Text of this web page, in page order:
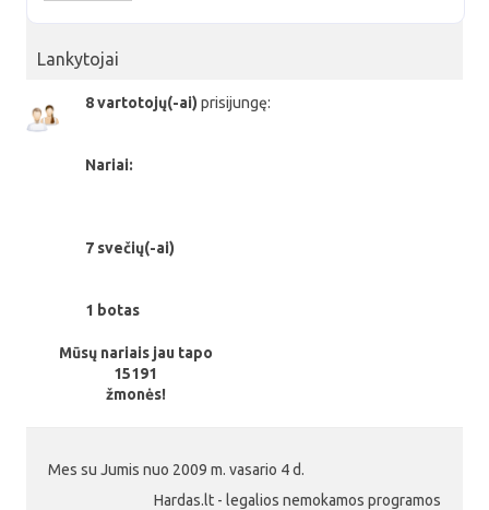
Lankytojai
8 vartotojų(-ai) prisijungę:
Nariai:
7 svečių(-ai)
1 botas
Mūsų nariais jau tapo
15191
žmonės!
Mes su Jumis nuo 2009 m. vasario 4 d.
Hardas.lt - legalios nemokamos programos